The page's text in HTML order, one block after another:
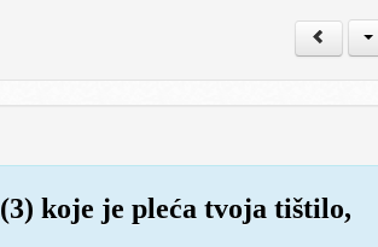
(3) koje je pleća tvoja tištilo,